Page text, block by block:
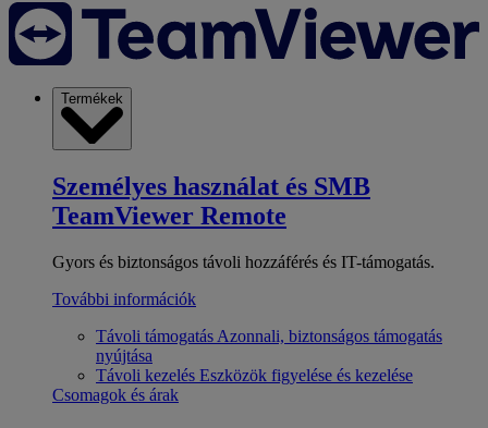
Termékek
Személyes használat és SMB
TeamViewer Remote
Gyors és biztonságos távoli hozzáférés és IT-támogatás.
További információk
Távoli támogatás Azonnali, biztonságos támogatás
nyújtása
Távoli kezelés Eszközök figyelése és kezelése
Csomagok és árak